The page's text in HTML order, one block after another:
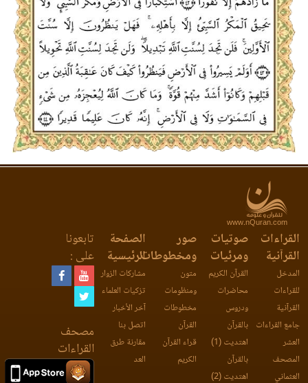
www.nQuran.com
القراءات
القرآنية
المدخل
للقراءات
القرآنية
جامع القراءات
العشر
المصحف
العثماني
صوتيات
ومرئيات
القرآن الكريم
محاضرات
ودروس
بالقرآن
اهتديت (1)
بالقرآن
اهتديت (2)
صور
ومخطوطات
متون
ومنظومات
مخطوطات
القرآن
قراء القرآن
الكريم
الصفحة
الرئيسية
مشاركات الزوار
تزكيات العلماء
آخر الأخبار
اتصل بنا
مقارنة طرق
العد
تابعونا
على :
مصحف
القراءات